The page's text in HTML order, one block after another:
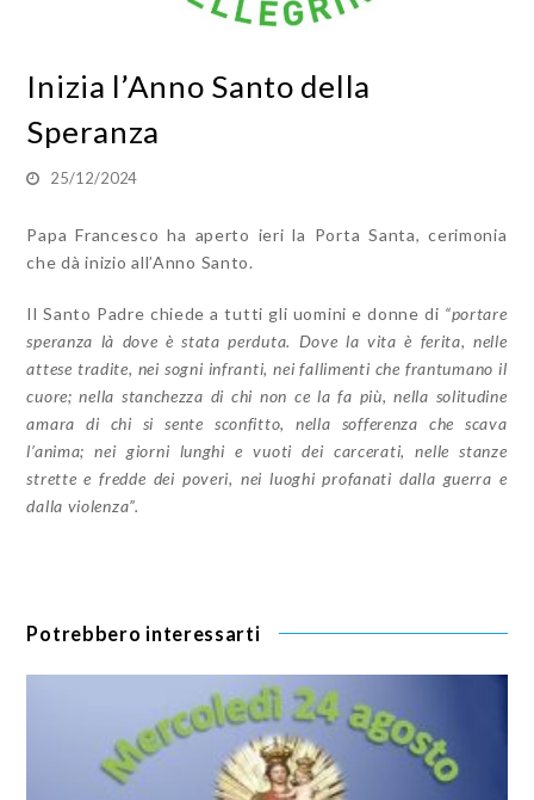
Inizia l’Anno Santo della
Speranza
25/12/2024
Papa Francesco ha aperto ieri la Porta Santa, cerimonia
che dà inizio all’Anno Santo.
Il Santo Padre chiede a tutti gli uomini e donne di “portare
speranza là dove è stata perduta. Dove la vita è ferita, nelle
attese tradite, nei sogni infranti, nei fallimenti che frantumano il
cuore; nella stanchezza di chi non ce la fa più, nella solitudine
amara di chi si sente sconfitto, nella sofferenza che scava
l’anima; nei giorni lunghi e vuoti dei carcerati, nelle stanze
strette e fredde dei poveri, nei luoghi profanati dalla guerra e
dalla violenza”.
Potrebbero interessarti